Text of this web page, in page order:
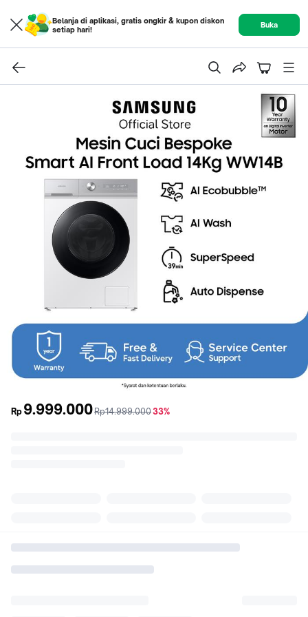
Belanja di aplikasi, gratis ongkir & kupon diskon
setiap hari!
Buka
Rp 9.999.000sebelum
Rp14.999.000diskon
33%